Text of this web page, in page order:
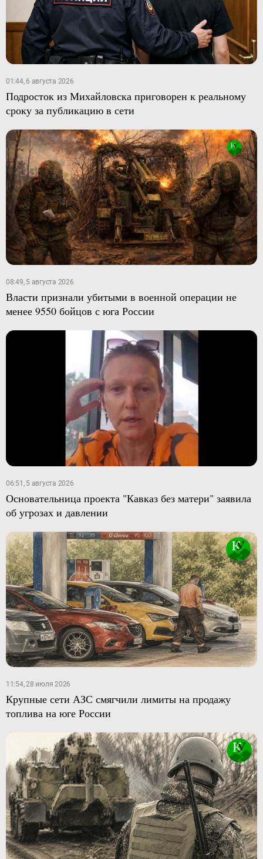
01:44, 6 августа 2026
Подросток из Михайловска приговорен к реальному
сроку за публикацию в сети
08:49, 5 августа 2026
Власти признали убитыми в военной операции не
менее 9550 бойцов с юга России
06:51, 5 августа 2026
Основательница проекта "Кавказ без матери" заявила
об угрозах и давлении
11:54, 28 июля 2026
Крупные сети АЗС смягчили лимиты на продажу
топлива на юге России